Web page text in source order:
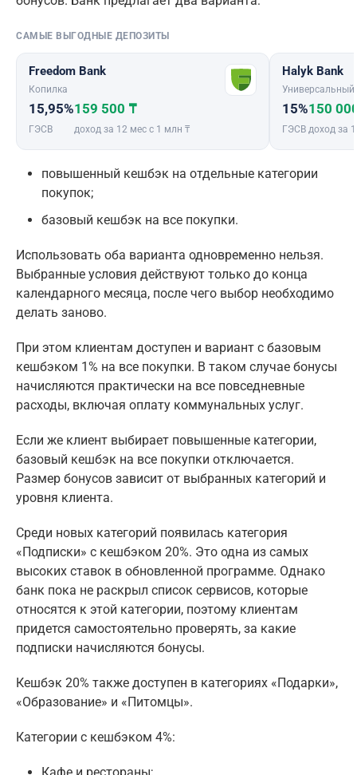
САМЫЕ ВЫГОДНЫЕ ДЕПОЗИТЫ
Freedom Bank
Копилка
15,95%
ГЭСВ
159 500 ₸
доход за 12 мес с 1 млн ₸
Halyk Bank
Универсальный
15%
ГЭСВ
150
доход за
повышенный кешбэк на отдельные категории
покупок;
базовый кешбэк на все покупки.
Использовать оба варианта одновременно нельзя.
Выбранные условия действуют только до конца
календарного месяца, после чего выбор необходимо
делать заново.
При этом клиентам доступен и вариант с базовым
кешбэком 1% на все покупки. В таком случае бонусы
начисляются практически на все повседневные
расходы, включая оплату коммунальных услуг.
Если же клиент выбирает повышенные категории,
базовый кешбэк на все покупки отключается.
Размер бонусов зависит от выбранных категорий и
уровня клиента.
Среди новых категорий появилась категория
«Подписки» с кешбэком 20%. Это одна из самых
высоких ставок в обновленной программе. Однако
банк пока не раскрыл список сервисов, которые
относятся к этой категории, поэтому клиентам
придется самостоятельно проверять, за какие
подписки начисляются бонусы.
Кешбэк 20% также доступен в категориях «Подарки»,
«Образование» и «Питомцы».
Категории с кешбэком 4%: